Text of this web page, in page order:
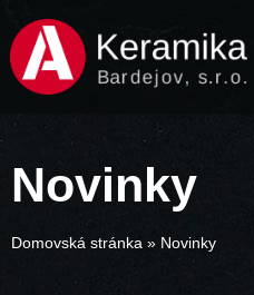
Novinky
Domovská stránka » Novinky